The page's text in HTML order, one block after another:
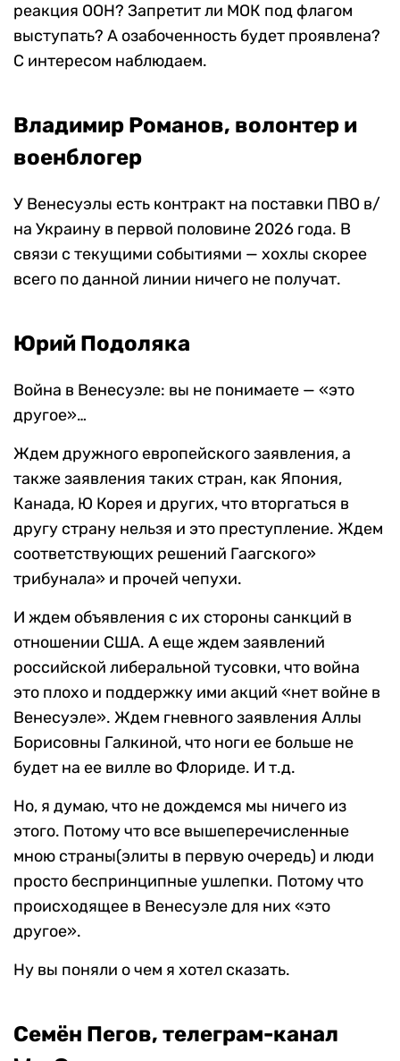
реакция ООН? Запретит ли МОК под флагом
выступать? А озабоченность будет проявлена?
С интересом наблюдаем.
Владимир Романов, волонтер и
военблогер
У Венесуэлы есть контракт на поставки ПВО в/
на Украину в первой половине 2026 года. В
связи с текущими событиями — хохлы скорее
всего по данной линии ничего не получат.
Юрий Подоляка
Война в Венесуэле: вы не понимаете — «это
другое»…
Ждем дружного европейского заявления, а
также заявления таких стран, как Япония,
Канада, Ю Корея и других, что вторгаться в
другу страну нельзя и это преступление. Ждем
соответствующих решений Гаагского»
трибунала» и прочей чепухи.
И ждем объявления с их стороны санкций в
отношении США. А еще ждем заявлений
российской либеральной тусовки, что война
это плохо и поддержку ими акций «нет войне в
Венесуэле». Ждем гневного заявления Аллы
Борисовны Галкиной, что ноги ее больше не
будет на ее вилле во Флориде. И т.д.
Но, я думаю, что не дождемся мы ничего из
этого. Потому что все вышеперечисленные
мною страны(элиты в первую очередь) и люди
просто беспринципные ушлепки. Потому что
происходящее в Венесуэле для них «это
другое».
Ну вы поняли о чем я хотел сказать.
Семён Пегов, телеграм-канал